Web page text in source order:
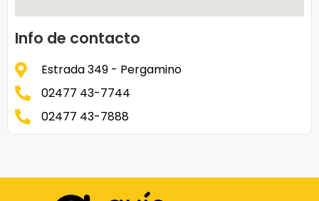
Info de contacto
Estrada 349 - Pergamino
02477 43-7744
02477 43-7888